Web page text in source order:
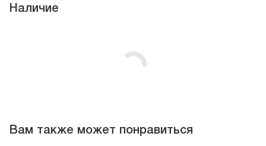
Наличие
Вам также может понравиться